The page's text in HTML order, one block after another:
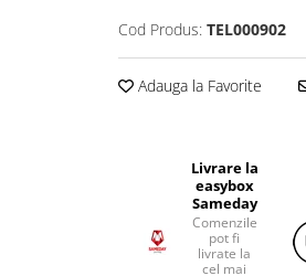
Cod Produs: TEL000902
Adauga la Favorite
Livrare la
easybox
Sameday
Comenzile
pot fi
livrate la
cel mai